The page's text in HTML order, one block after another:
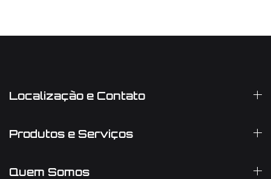
Localização e Contato
Produtos e Serviços
Quem Somos